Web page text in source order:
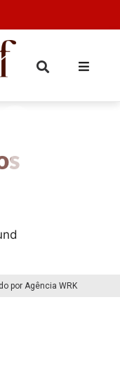
por Agência WRK